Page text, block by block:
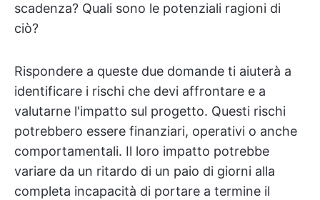
scadenza? Quali sono le potenziali ragioni di
ciò?
Rispondere a queste due domande ti aiuterà a
identificare i rischi che devi affrontare e a
valutarne l'impatto sul progetto. Questi rischi
potrebbero essere finanziari, operativi o anche
comportamentali. Il loro impatto potrebbe
variare da un ritardo di un paio di giorni alla
completa incapacità di portare a termine il